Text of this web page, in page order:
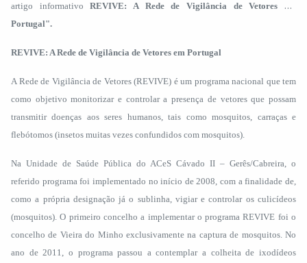
artigo informativoREVIVE: A Rede de Vigilância de Vetores em
Portugal".
REVIVE: A Rede de Vigilância de Vetores em Portugal
A Rede de Vigilância de Vetores (REVIVE) é um programa nacional que tem
como objetivo monitorizar e controlar a presença de vetores que possam
transmitir doenças aos seres humanos, tais como mosquitos, carraças e
flebótomos (insetos muitas vezes confundidos com mosquitos).
Na Unidade de Saúde Pública do ACeS Cávado II – Gerês/Cabreira, o
referido programa foi implementado no início de 2008, com a finalidade de,
como a própria designação já o sublinha, vigiar e controlar os culicídeos
(mosquitos). O primeiro concelho a implementar o programa REVIVE foi o
concelho de Vieira do Minho exclusivamente na captura de mosquitos. No
ano de 2011, o programa passou a contemplar a colheita de ixodídeos